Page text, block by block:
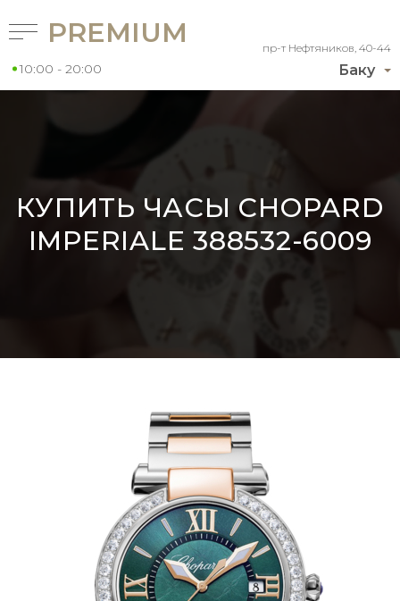
Баку
пр-т Нефтяников, 40-44
PREMIUM
10:00 - 20:00
КУПИТЬ ЧАСЫ CHOPARD
IMPERIALE 388532-6009